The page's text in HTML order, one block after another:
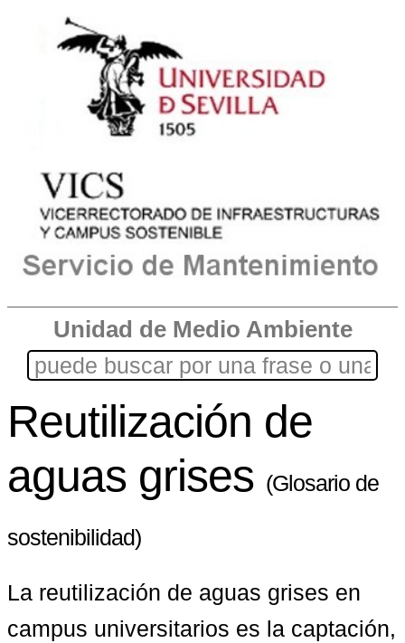
Unidad de Medio Ambiente
Reutilización de
aguas grises (Glosario de
sostenibilidad)
La reutilización de aguas grises en
campus universitarios es la captación,